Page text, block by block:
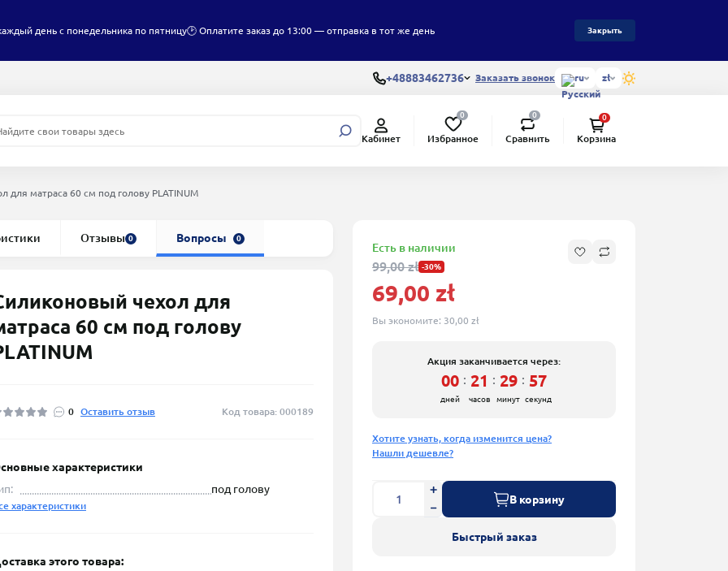
день с понедельника по пятницу🕑 Оплатите заказ до 13:00 — отправка в тот же день Закрыть
+48883462736 Заказать звонок ru zł
Кабинет
0
Избранное
0
Сравнить
0
Корзина
для матраса 60 см под голову PLATINUM
Отзывы 0 Вопросы 0
чехол для
60 см под голову
0 Оставить отзыв Код товара: 000189
Есть в наличии
99,00 zł -30%
69,00 zł
Вы экономите: 30,00 zł
Акция заканчивается через:
00
дней
: 21
часов
: 29
минут
: 57
секунд
Хотите узнать, когда изменится цена?
Нашли дешевле?
В корзину
Быстрый заказ
характеристики
под голову
характеристики
этого товара: